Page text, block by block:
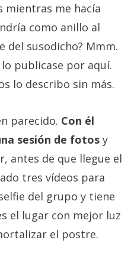
mientras me hacía
como anillo al
del susodicho? Mmm.
publicase por aquí.
lo describo sin más.
parecido. Con él
sesión de fotos y
antes de que llegue el
tres vídeos para
del grupo y tiene
el lugar con mejor luz
el postre.